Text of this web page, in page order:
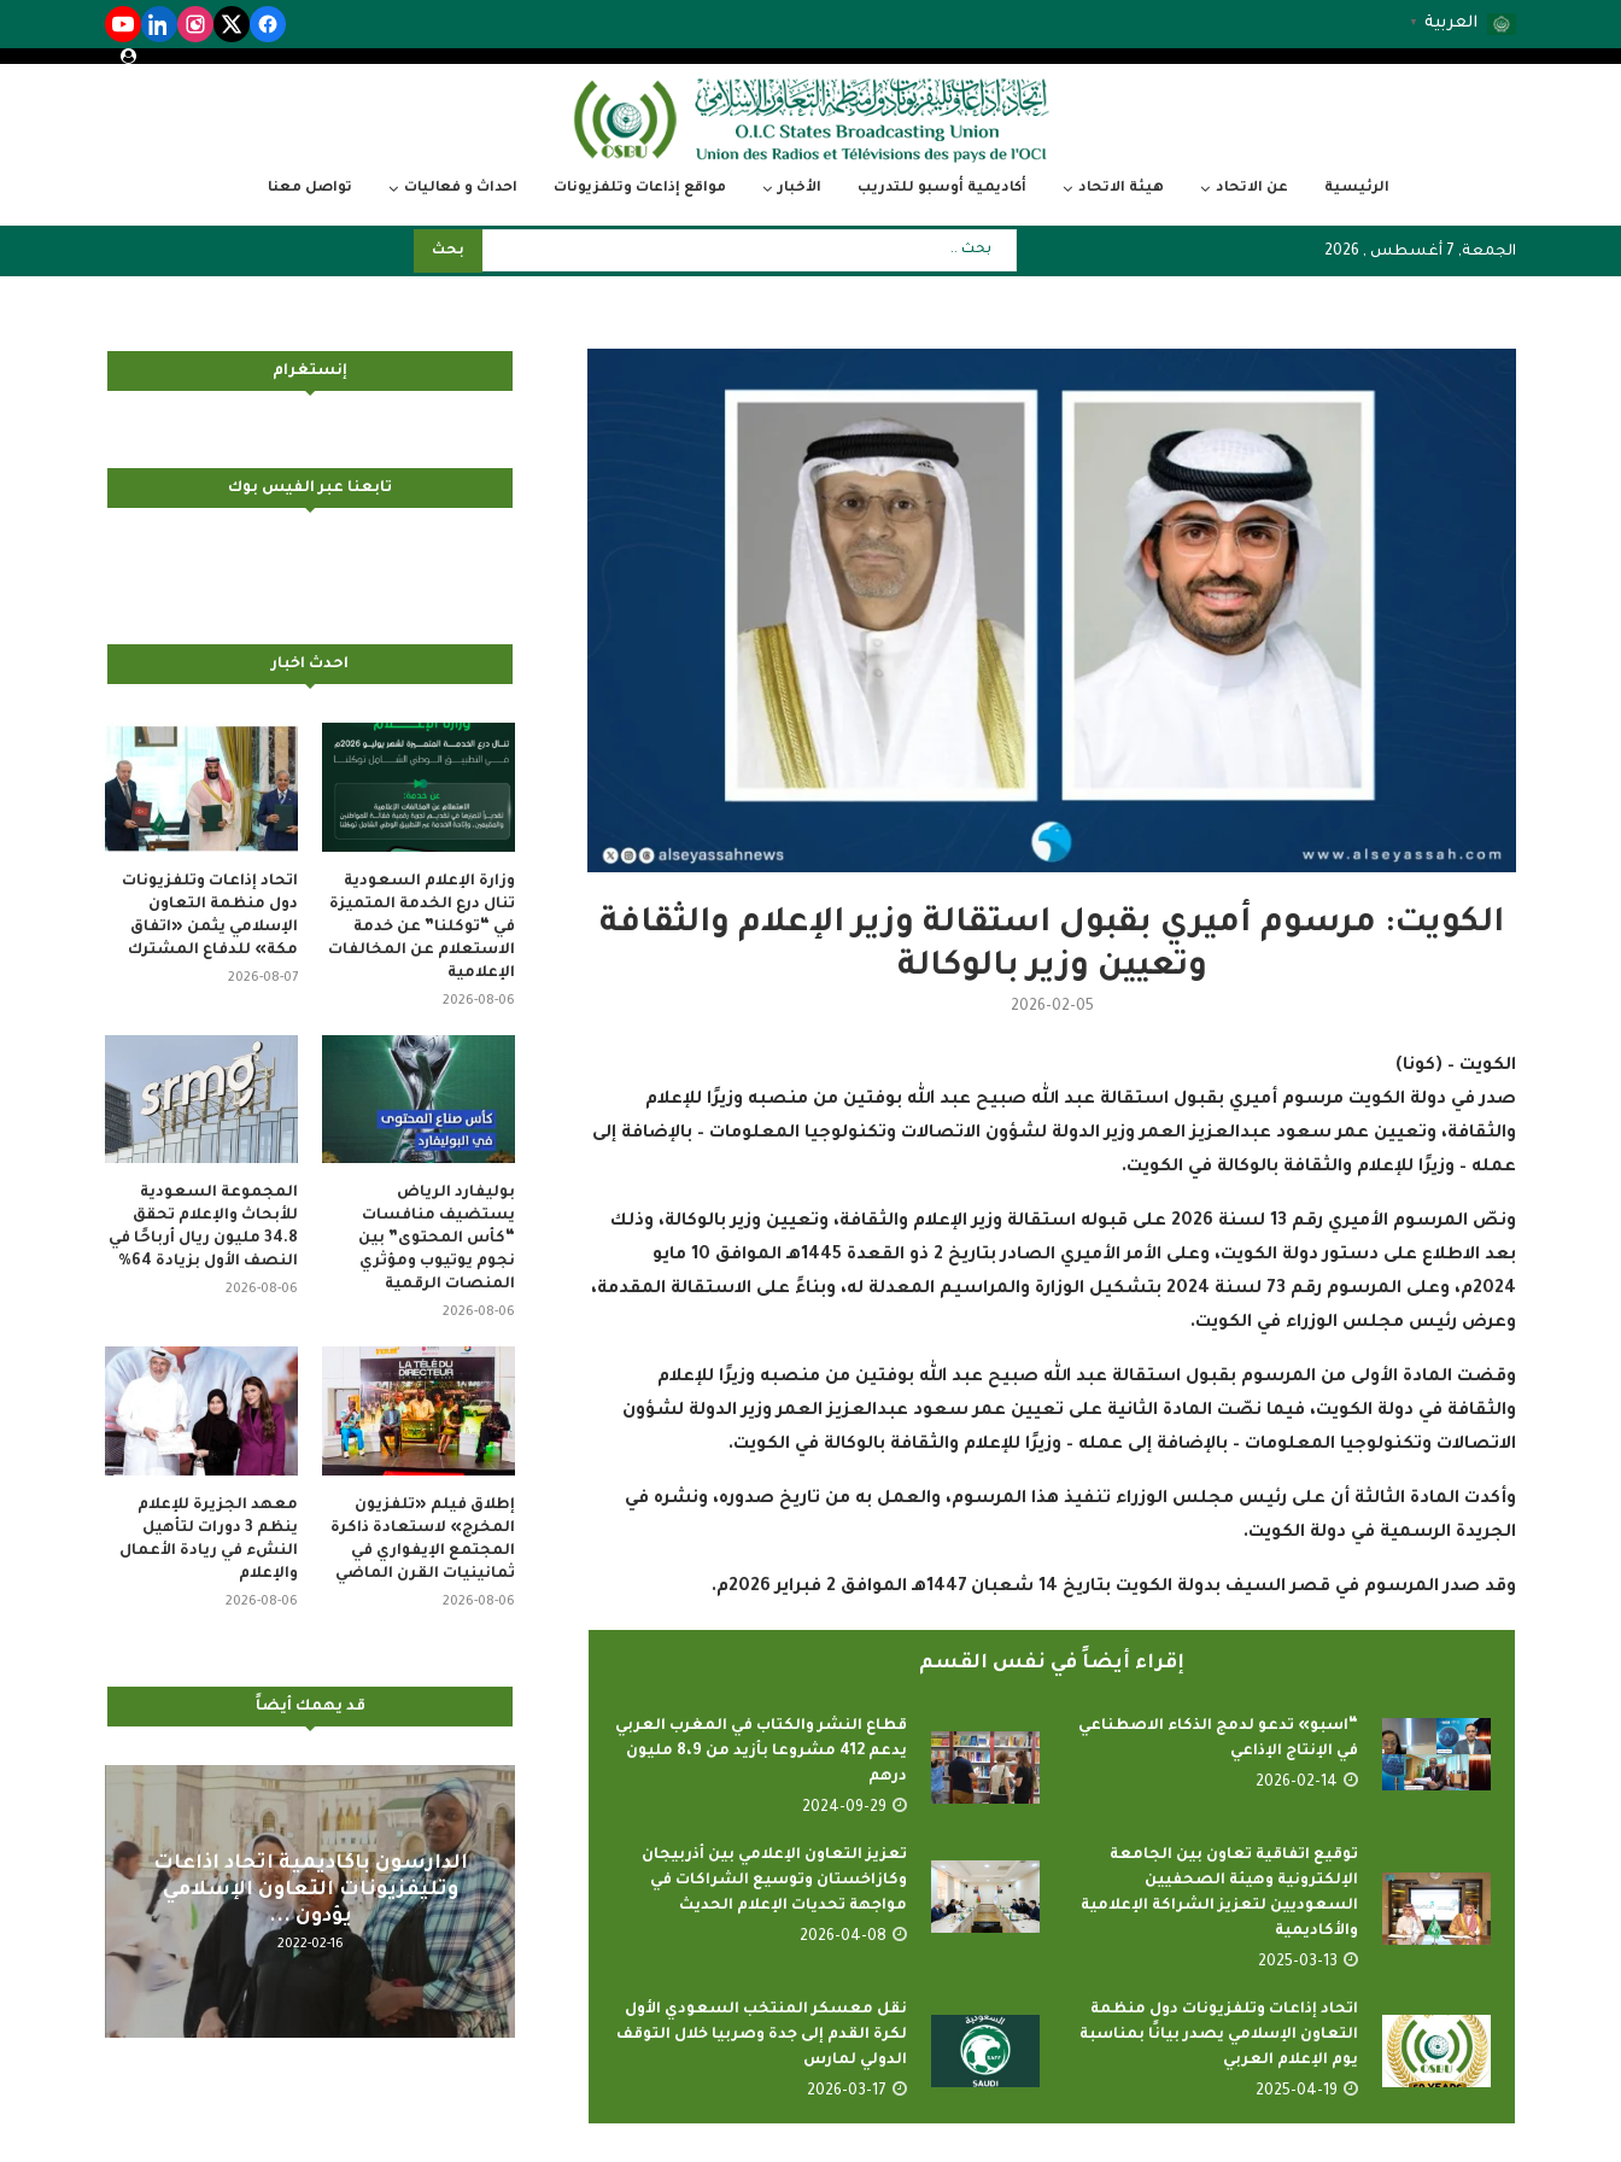
العربية ▼
الرئيسية عن الاتحاد هيئة الاتحاد أكاديمية أوسبو للتدريب الأخبار مواقع إذاعات وتلفزيونات احداث و فعاليات تواصل معنا
الجمعة, 7 أغسطس , 2026 بحث
الكويت: مرسوم أميري بقبول استقالة وزير الإعلام والثقافة
وتعيين وزير بالوكالة
2026-02-05
الكويت – (كونا)
صدر في دولة الكويت مرسوم أميري بقبول استقالة عبد الله صبيح عبد الله بوفتين من منصبه وزيرًا للإعلام
والثقافة، وتعيين عمر سعود عبدالعزيز العمر وزير الدولة لشؤون الاتصالات وتكنولوجيا المعلومات – بالإضافة إلى
عمله – وزيرًا للإعلام والثقافة بالوكالة في الكويت.
ونصّ المرسوم الأميري رقم 13
لسنة 2026 على قبوله استقالة وزير الإعلام والثقافة، وتعيين وزير بالوكالة، وذلك
بعد الاطلاع على دستور دولة الكويت، وعلى الأمر الأميري الصادر بتاريخ 2 ذو القعدة 1445هـ الموافق 10 مايو
2024م، وعلى المرسوم رقم 73 لسنة 2024 بتشكيل الوزارة والمراسيم المعدلة له، وبناءً على الاستقالة المقدمة،
وعرض رئيس مجلس الوزراء في الكويت.
وقضت المادة الأولى من المرسوم بقبول استقالة عبد الله صبيح عبد الله بوفتين من منصبه وزيرًا للإعلام
والثقافة في دولة الكويت، فيما نصّت المادة الثانية على تعيين عمر سعود عبدالعزيز العمر وزير الدولة لشؤون
الاتصالات وتكنولوجيا المعلومات – بالإضافة إلى عمله – وزيرًا للإعلام والثقافة بالوكالة في الكويت.
وأكدت المادة الثالثة أن على رئيس مجلس الوزراء تنفيذ هذا المرسوم، والعمل به من تاريخ صدوره، ونشره في
الجريدة الرسمية في دولة الكويت.
وقد صدر المرسوم في قصر السيف بدولة الكويت بتاريخ 14 شعبان 1447هـ الموافق 2 فبراير 2026م .
إقراء أيضاً في نفس القسم
“اسبو» تدعو لدمج الذكاء الاصطناعي
في الإنتاج الإذاعي
2026-02-14
قطاع النشر والكتاب في المغرب العربي
يدعم 412 مشروعا بأزيد من 8،9 مليون
درهم
2024-09-29
توقيع اتفاقية تعاون بين الجامعة
الإلكترونية وهيئة الصحفيين
السعوديين لتعزيز الشراكة الإعلامية
والأكاديمية
2025-03-13
تعزيز التعاون الإعلامي بين أذربيجان
وكازاخستان وتوسيع الشراكات في
مواجهة تحديات الإعلام الحديث
2026-04-08
اتحاد إذاعات وتلفزيونات دول منظمة
التعاون الإسلامي يصدر بيانًا بمناسبة
يوم الإعلام العربي
2025-04-19
نقل معسكر المنتخب السعودي الأول
لكرة القدم إلى جدة وصربيا خلال التوقف
الدولي لمارس
2026-03-17
إنستغرام
تابعنا عبر الفيس بوك
احدث اخبار
اتحاد إذاعات وتلفزيونات
دول منظمة التعاون
الإسلامي يثمن «اتفاق
مكة» للدفاع المشترك
2026-08-07
وزارة الإعلام السعودية
تنال درع الخدمة المتميزة
في “توكلنا” عن خدمة
الاستعلام عن المخالفات
الإعلامية
2026-08-06
المجموعة السعودية
للأبحاث والإعلام تحقق
34.8 مليون ريال أرباحًا في
النصف الأول بزيادة 64%
2026-08-06
بوليفارد الرياض
يستضيف منافسات
“كأس المحتوى” بين
نجوم يوتيوب ومؤثري
المنصات الرقمية
2026-08-06
معهد الجزيرة للإعلام
ينظم 3 دورات لتأهيل
النشء في ريادة الأعمال
والإعلام
2026-08-06
إطلاق فيلم «تلفزيون
المخرج» لاستعادة ذاكرة
المجتمع الإيفواري في
ثمانينيات القرن الماضي
2026-08-06
قد يهمك أيضاً
بإذاعات وتليفزيونات
بمدينة الإنتاج...
أمين عام منظمة التعاون الإسلامي
يدعو الدول الأعضاء...
الدارسون باكاديمية اتحاد اذاعات
وتليفزيونات التعاون الإسلامي
يؤدون ...
اليوم : المشاركة بالاجتماع
التحضيري لمنظمي قمة اسيا...
2022-04-12